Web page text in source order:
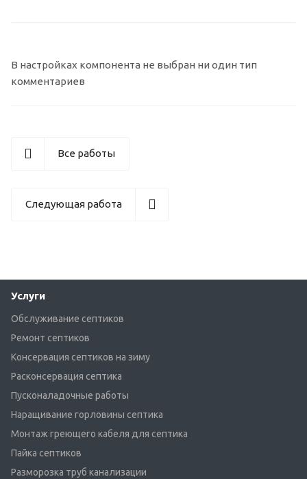
В настройках компонента не выбран ни один тип
комментариев
Все работы
Следующая работа
Услуги
Обслуживание септиков
Ремонт септиков
Консервация септиков на зиму
Расконсервация септика
Пусконаладочные работы
Наращивание горловины септика
Монтаж греющего кабеля для септика
Пайка септиков
Разморозка труб канализации